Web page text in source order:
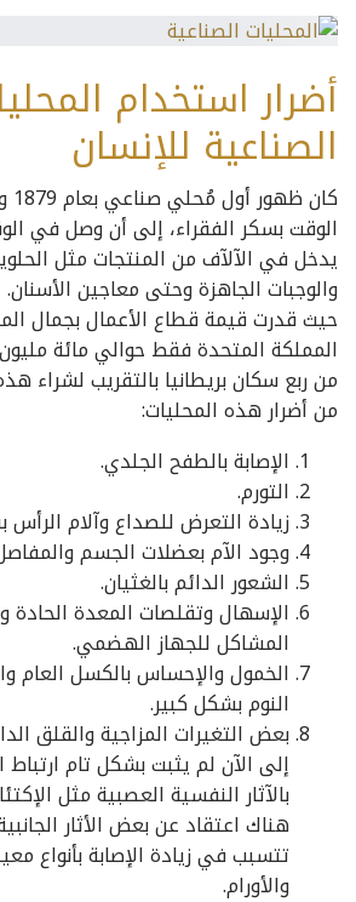
أضرار استخدام
الصناعية للإنسان
الوقت بسكر الفقراء، إلى أن وصل في
يدخل في الآلآف من المنتجات مثل
والوجبات الجاهزة وحتى معاجين الأسنان.
حيث قدرت قيمة قطاع الأعمال بجمال
المملكة المتحدة فقط حوالي مائة مليون
من ربع سكان بريطانيا بالتقريب لشراء
من أضرار هذه المحليات:
الإصابة بالطفح الجلدي.
التورم.
زيادة التعرض للصداع وآلام
وجود الآم بعضلات الجسم
الشعور الدائم بالغثيان.
الإسهال وتقلصات المعدة الحادة
المشاكل للجهاز الهضمي.
الخمول والإحساس بالكسل العام
النوم بشكل كبير.
بعض التغيرات المزاجية والقلق
إلى الآن لم يثبت بشكل تام ارتباط
بالآثار النفسية العصبية مثل
هناك اعتقاد عن بعض الأثار
تتسبب في زيادة الإصابة بأنواع
والأورام.